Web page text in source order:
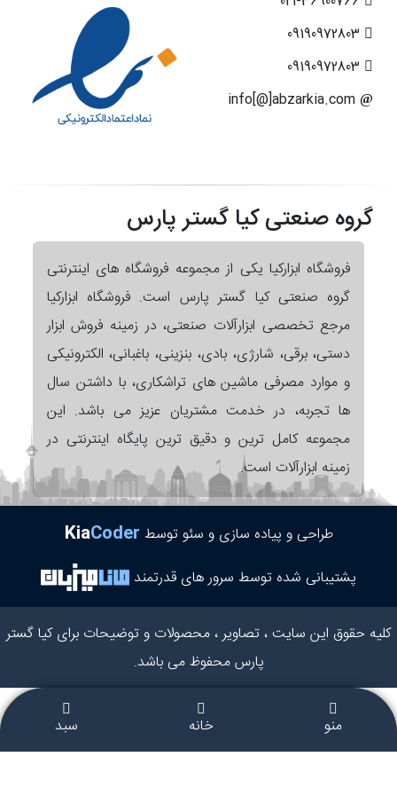
گروه صنعتی کیا گستر پارس
فروشگاه ابزارکیا یکی از مجموعه فروشگاه های اینترنتی
گروه صنعتی کیا گستر پارس است. فروشگاه ابزارکیا
مرجع تخصصی ابزارآلات صنعتی، در زمینه فروش ابزار
دستی، برقی، شارژی، بادی، بنزینی، باغبانی، الکترونیکی
و موارد مصرفی ماشین های تراشکاری، با داشتن سال
ها تجربه، در خدمت مشتریان عزیز می باشد. این
مجموعه کامل ترین و دقیق ترین پایگاه اینترنتی در
زمینه ابزارآلات است.
طراحی و پیاده سازی و سئو توسط KiaCoder
پشتیبانی شده توسط سرور های قدرتمند
کلیه حقوق این سایت ، تصاویر ، محصولات و توضیحات برای کیا گستر
پارس محفوظ می باشد.
منو خانه سبد